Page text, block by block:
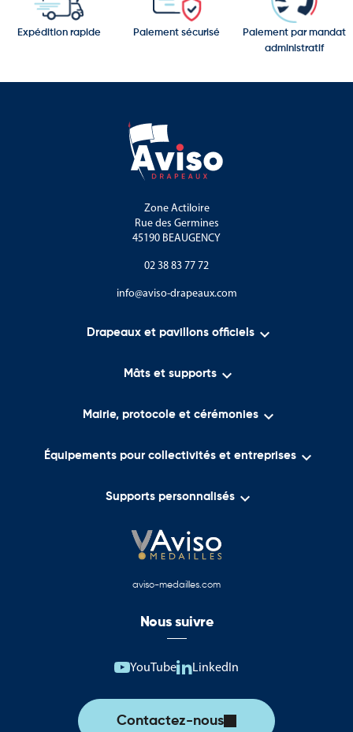
Expédition rapide Paiement sécurisé
Paiement par mandat
administratif
Zone Actiloire
Rue des Germines
45190 BEAUGENCY
02 38 83 77 72
info@aviso-drapeaux.com
Drapeaux et pavillons officiels 
Mâts et supports 
Mairie, protocole et cérémonies 
Équipements pour collectivités et entreprises 
Supports personnalisés 
aviso-medailles.com
Nous suivre
YouTube LinkedIn
Contactez-nous